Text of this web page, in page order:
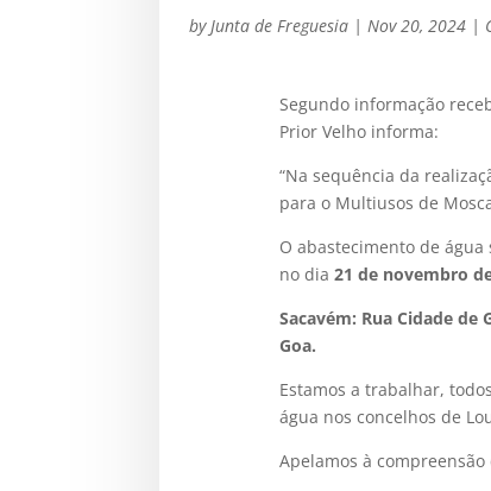
by Junta de Freguesia | Nov 20, 2024 |
Segundo informação
Prior Velho informa:
“Na sequência da
para o Multiusos de
O abastecimento de
no dia 21 de novembro
Sacavém: Rua Cidade de
Goa.
Estamos a trabalhar,
água nos concelhos de
Apelamos à